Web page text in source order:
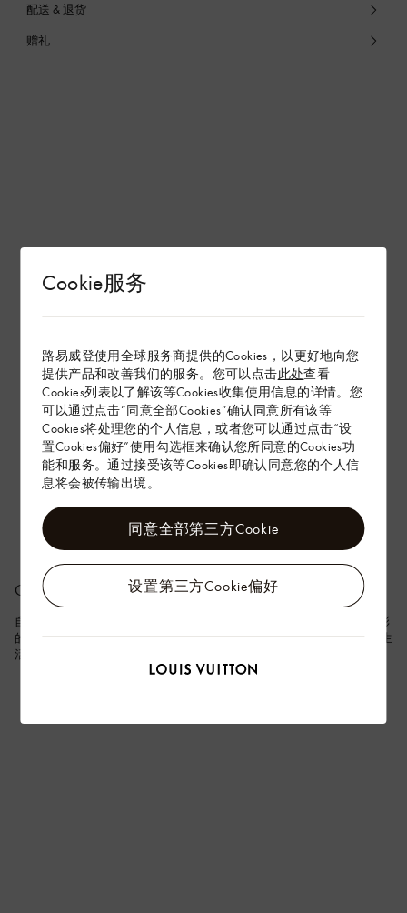
Cookie服务
路易威登使用全球服务商提供的Cookies，以更好地向您
提供产品和改善我们的服务。您可以点击此处查看
Cookies列表以了解该等Cookies收集使用信息的详情。您
可以通过点击“同意全部Cookies”确认同意所有该等
Cookies将处理您的个人信息，或者您可以通过点击“设
置Cookies偏好”使用勾选框来确认您所同意的Cookies功
能和服务。通过接受该等Cookies即确认同意您的个人信
息将会被传输出境。
设置第三方Cookie偏好
同意全部第三方Cookie
配送 & 退货
赠礼
CAMPANA
自 1983 年至今，Campana 兄弟创作了大量现代设计的经典之作。对色彩
的大胆运用及对精湛工艺的执着，使他们能够超越表象，创意呈现日常生
活中的美学趣味。